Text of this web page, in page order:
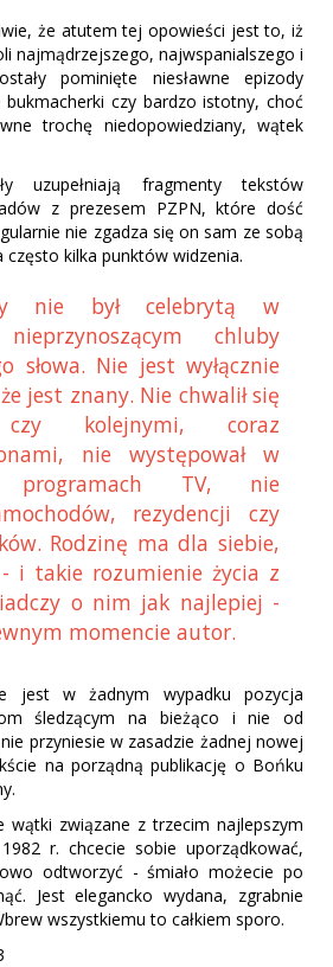
że atutem tej opowieści jest to, iż
najmądrzejszego, najwspanialszego i
pominięte niesławne epizody
bukmacherki czy bardzo istotny, choć
trochę niedopowiedziany, wątek
uzupełniają fragmenty tekstów
z prezesem PZPN, które dość
nie zgadza się on sam ze sobą
kilka punktów widzenia.
nie był celebrytą w
chluby
słowa. Nie jest wyłącznie
jest znany. Nie chwalił się
czy kolejnymi, coraz
nie występował w
programach TV, nie
rezydencji czy
Rodzinę ma dla siebie,
i takie rozumienie życia z
o nim jak najlepiej -
momencie autor.
jest w żadnym wypadku pozycja
śledzącym na bieżąco i nie od
przyniesie w zasadzie żadnej nowej
na porządną publikację o Bońku
wątki związane z trzecim najlepszym
r. chcecie sobie uporządkować,
odtworzyć - śmiało możecie po
Jest elegancko wydana, zgrabnie
wszystkiemu to całkiem sporo.